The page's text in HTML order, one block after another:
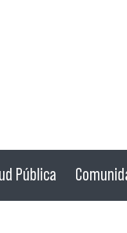
Pública